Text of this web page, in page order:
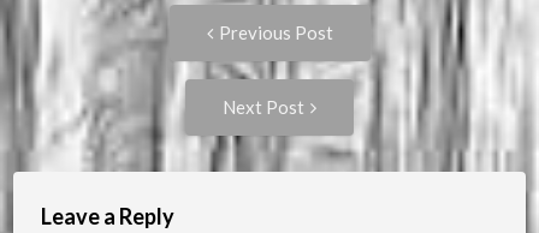
Post
navigation
Previous Post
Previous
post:
Next Post
Next
Post:
Leave a Reply